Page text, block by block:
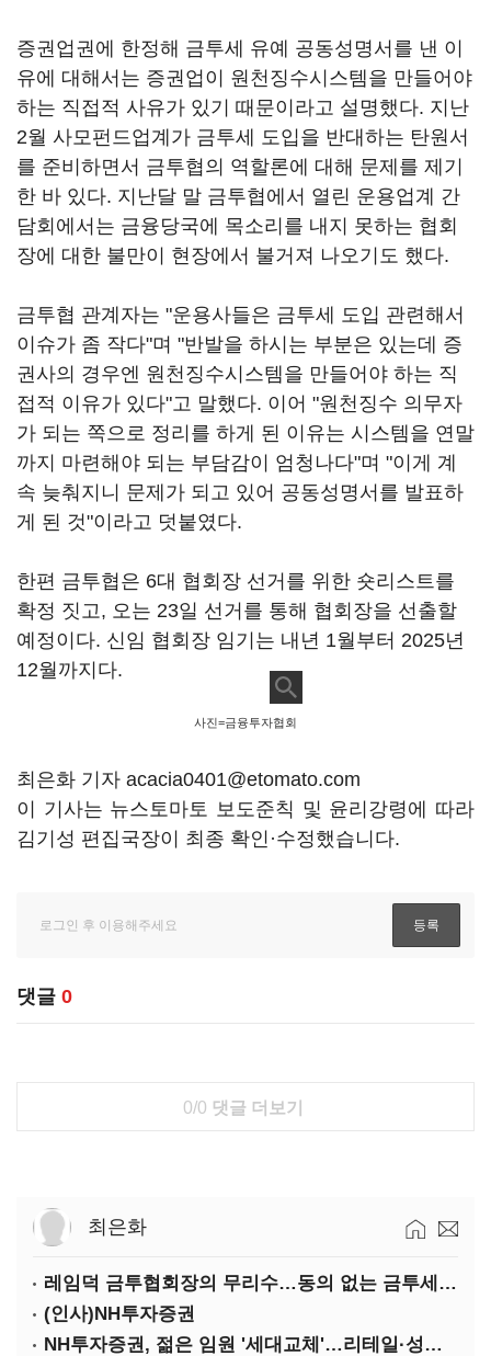
증권업권에 한정해 금투세 유예 공동성명서를 낸 이
유에 대해서는 증권업이 원천징수시스템을 만들어야
하는 직접적 사유가 있기 때문이라고 설명했다. 지난
2월 사모펀드업계가 금투세 도입을 반대하는 탄원서
를 준비하면서 금투협의 역할론에 대해 문제를 제기
한 바 있다. 지난달 말 금투협에서 열린 운용업계 간
담회에서는 금융당국에 목소리를 내지 못하는 협회
장에 대한 불만이 현장에서 불거져 나오기도 했다.
금투협 관계자는 "운용사들은 금투세 도입 관련해서
이슈가 좀 작다"며 "반발을 하시는 부분은 있는데 증
권사의 경우엔 원천징수시스템을 만들어야 하는 직
접적 이유가 있다"고 말했다. 이어 "원천징수 의무자
가 되는 쪽으로 정리를 하게 된 이유는 시스템을 연말
까지 마련해야 되는 부담감이 엄청나다"며 "이게 계
속 늦춰지니 문제가 되고 있어 공동성명서를 발표하
게 된 것"이라고 덧붙였다.
한편 금투협은 6대 협회장 선거를 위한 숏리스트를
확정 짓고, 오는 23일 선거를 통해 협회장을 선출할
예정이다. 신임 협회장 임기는 내년 1월부터 2025년
12월까지다.
사진=금융투자협회
최은화 기자 acacia0401@etomato.com
이 기사는 뉴스토마토 보도준칙 및 윤리강령에 따라
김기성 편집국장이 최종 확인·수정했습니다.
댓글 0
0/0 댓글 더보기
최은화
레임덕 금투협회장의 무리수…동의 없는 금투세 유예 성명문
(인사)NH투자증권
NH투자증권, 젊은 임원 '세대교체'…리테일·성장사업 강화